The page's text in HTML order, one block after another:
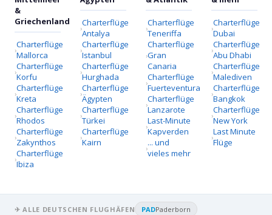
&
Griechenland
Charterflüge
Mallorca
Charterflüge
Korfu
Charterflüge
Kreta
Charterflüge
Rhodos
Charterflüge
Zakynthos
Charterflüge
Ibiza
Charterflüge
Antalya
Charterflüge
Istanbul
Charterflüge
Hurghada
Charterflüge
Ägypten
Charterflüge
Türkei
Charterflüge
Kairn
Charterflüge
Teneriffa
Charterflüge
Gran
Canaria
Charterflüge
Fuerteventura
Charterflüge
Lanzarote
Last-Minute
Kapverden
... und
vieles mehr
Charterflüge
Dubai
Charterflüge
Abu Dhabi
Charterflüge
Malediven
Charterflüge
Bangkok
Charterflüge
New York
Last Minute
Flüge
✈ ALLE DEUTSCHEN FLUGHÄFEN PADPaderborn